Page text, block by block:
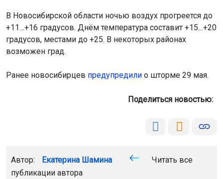
В Новосибирской области ночью воздух прогреется до
+11…+16 градусов. Днём температура составит +15…+20
градусов, местами до +25. В некоторых районах
возможен град.
Ранее новосибирцев предупредили о шторме 29 мая.
Поделиться новостью:
Автор: Екатерина Шамина
Читать все
публикации автора